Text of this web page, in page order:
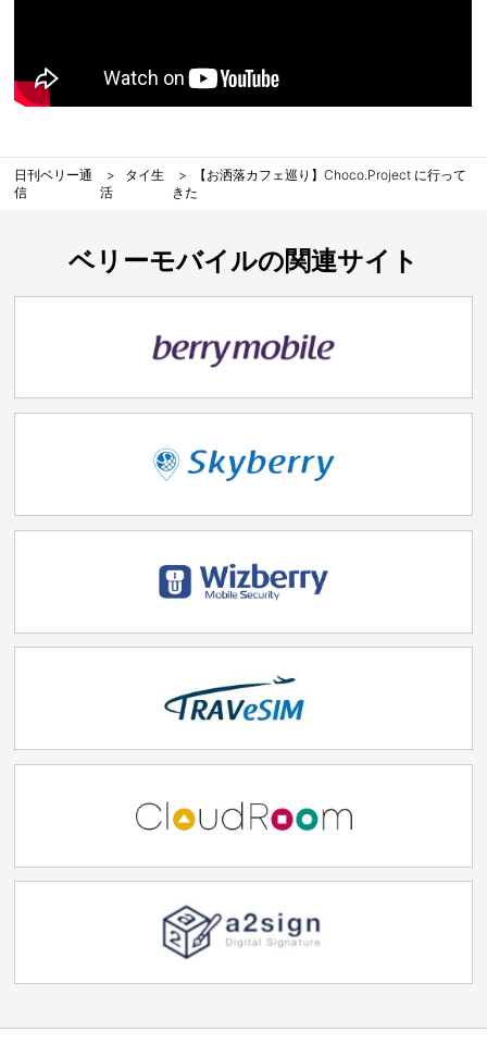
日刊ベリー通
信
タイ生
活
【お洒落カフェ巡り】Choco.Project に行って
きた
ベリーモバイルの関連サイト